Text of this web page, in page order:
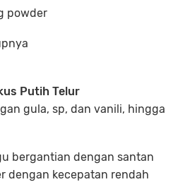
powder
Putih Telur
gula, sp, dan vanili, hingga
bergantian dengan santan
dengan kecepatan rendah